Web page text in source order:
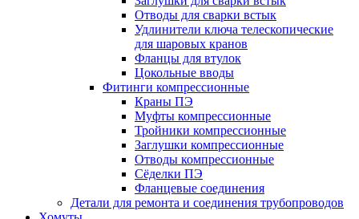
Отводы для сварки встык
Удлинители ключа телескопические
для шаровых кранов
Фланцы для втулок
Цокольные вводы
Фитинги компрессионные
Краны ПЭ
Муфты компрессионные
Тройники компрессионные
Заглушки компрессионные
Отводы компрессионные
Сёделки ПЭ
Фланцевые соединения
Детали для ремонта и соединения трубопроводов